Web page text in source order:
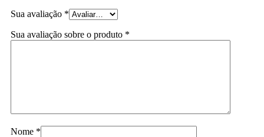
Sua avaliação *
Sua avaliação sobre o produto *
Nome *